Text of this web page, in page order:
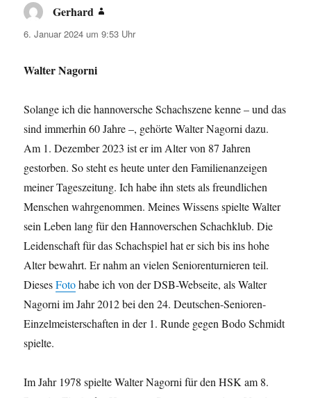
Gerhard
6. Januar 2024 um 9:53 Uhr
Walter Nagorni
Solange ich die hannoversche Schachszene kenne – und das
sind immerhin 60 Jahre –, gehörte Walter Nagorni dazu.
Am 1. Dezember 2023 ist er im Alter von 87 Jahren
gestorben. So steht es heute unter den Familienanzeigen
meiner Tageszeitung. Ich habe ihn stets als freundlichen
Menschen wahrgenommen. Meines Wissens spielte Walter
sein Leben lang für den Hannoverschen Schachklub. Die
Leidenschaft für das Schachspiel hat er sich bis ins hohe
Alter bewahrt. Er nahm an vielen Seniorenturnieren teil.
DiesesFotohabe ich von der DSB-Webseite, als Walter
Nagorni im Jahr 2012 bei den 24. Deutschen-Senioren-
Einzelmeisterschaften in der 1. Runde gegen Bodo Schmidt
spielte.
Im Jahr 1978 spielte Walter Nagorni für den HSK am 8.